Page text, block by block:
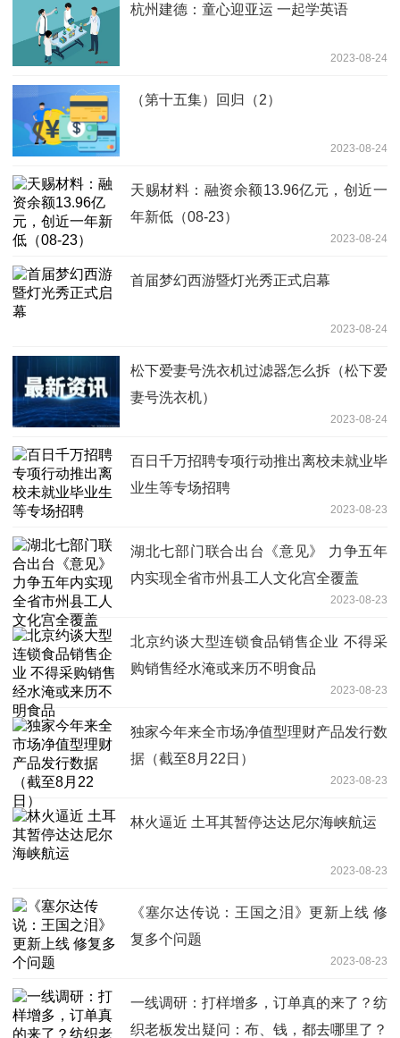
杭州建德：童心迎亚运 一起学英语
2023-08-24
（第十五集）回归（2）
2023-08-24
天赐材料：融资余额13.96亿元，创近一
年新低（08-23）
2023-08-24
首届梦幻西游暨灯光秀正式启幕
2023-08-24
松下爱妻号洗衣机过滤器怎么拆（松下爱
妻号洗衣机）
2023-08-24
百日千万招聘专项行动推出离校未就业毕
业生等专场招聘
2023-08-23
湖北七部门联合出台《意见》 力争五年
内实现全省市州县工人文化宫全覆盖
2023-08-23
北京约谈大型连锁食品销售企业 不得采
购销售经水淹或来历不明食品
2023-08-23
独家今年来全市场净值型理财产品发行数
据（截至8月22日）
2023-08-23
林火逼近 土耳其暂停达达尼尔海峡航运
2023-08-23
《塞尔达传说：王国之泪》更新上线 修
复多个问题
2023-08-23
一线调研：打样增多，订单真的来了？纺
织老板发出疑问：布、钱，都去哪里了？